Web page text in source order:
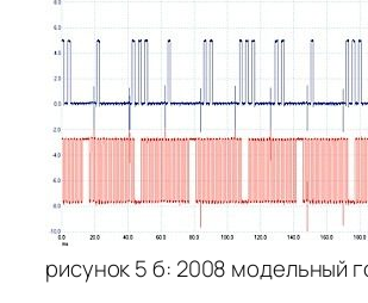
рисунок 5 б: 2008 модельный